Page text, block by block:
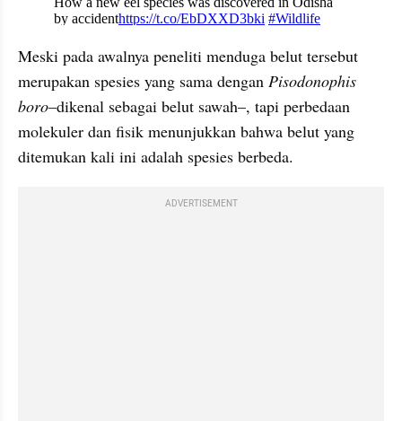
X post embed
Meski pada awalnya peneliti menduga belut tersebut
merupakan spesies yang sama dengan Pisodonophis
boro–dikenal sebagai belut sawah–, tapi perbedaan
molekuler dan fisik menunjukkan bahwa belut yang
ditemukan kali ini adalah spesies berbeda.
ADVERTISEMENT